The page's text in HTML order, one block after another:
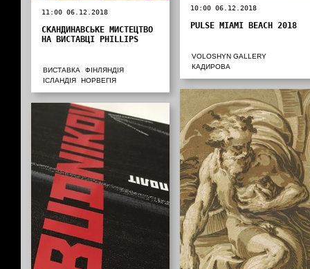
11:00 06.12.2018
СКАНДИНАВСЬКЕ МИСТЕЦТВО
НА ВИСТАВЦІ PHILLIPS
ВИСТАВКА
ФІНЛЯНДІЯ
ІСЛАНДІЯ
НОРВЕГІЯ
10:00 06.12.2018
PULSE MIAMI BEACH 2018
VOLOSHYN GALLERY
КАДИРОВА